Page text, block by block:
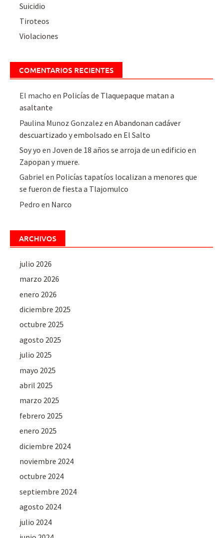
Suicidio
Tiroteos
Violaciones
COMENTARIOS RECIENTES
El macho en Policías de Tlaquepaque matan a
asaltante
Paulina Munoz Gonzalez enAbandonan cadáver
descuartizado y embolsado en El Salto
Soy yo enJoven de 18 años se arroja de un edificio en
Zapopan y muere.
Gabriel en Policías tapatíos localizan a menores que
se fueron de fiesta a Tlajomulco
Pedro en Narco
ARCHIVOS
julio 2026
marzo 2026
enero 2026
diciembre 2025
octubre 2025
agosto 2025
julio 2025
mayo 2025
abril 2025
marzo 2025
febrero 2025
enero 2025
diciembre 2024
noviembre 2024
octubre 2024
septiembre 2024
agosto 2024
julio 2024